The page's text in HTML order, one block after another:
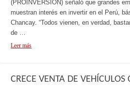
(PROINVERSIÓN) señaló que grandes
muestran interés en invertir en el Perú,
Chancay. “Todos vienen, en verdad,
de …
Leer más
CRECE VENTA DE VEHÍCULOS